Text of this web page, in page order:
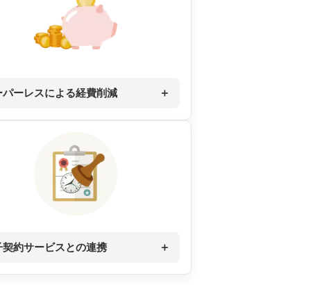
パーレスによる経費削減 ＋
契約サービスとの連携 ＋